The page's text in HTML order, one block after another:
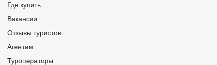
Где купить
Вакансии
Отзывы туристов
Агентам
Туроператоры